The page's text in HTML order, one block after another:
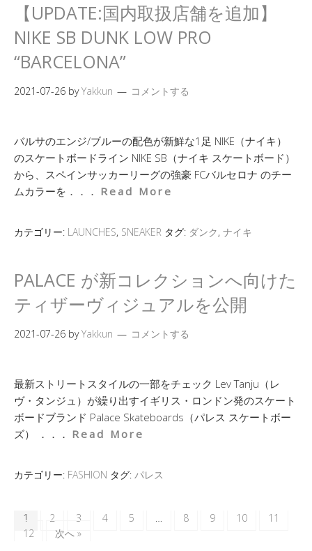
【UPDATE:国内取扱店舗を追加】
NIKE SB DUNK LOW PRO
“BARCELONA”
2021-07-26 byYakkun コメントする
バルサのエンジ/ブルーの配色が新鮮な1足 NIKE（ナイキ）
のスケートボードライン NIKE SB（ナイキ スケートボード）
から、スペインサッカーリーグの強豪 FCバルセロナ のチー
ムカラーを．．． Read More
カテゴリー: LAUNCHES, SNEAKER タグ: ダンク, ナイキ
PALACE が新コレクションへ向けた
ティザーヴィジュアルを公開
2021-07-26 byYakkun コメントする
最新ストリートスタイルの一部をチェック Lev Tanju（レ
ヴ・タンジュ）が繰り出すイギリス・ロンドン発のスケート
ボードブランド Palace Skateboards（パレス スケートボー
ズ） ．．． Read More
カテゴリー: FASHION タグ: パレス
1 2 3 4 5 … 8 9 10
11
12
次へ »